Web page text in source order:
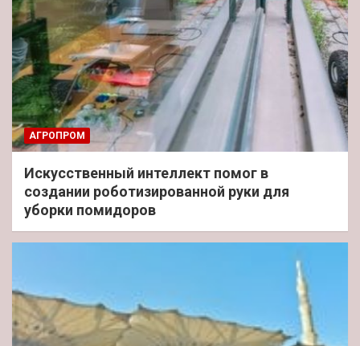
АГРОПРОМ
Искусственный интеллект помог в
создании роботизированной руки для
уборки помидоров